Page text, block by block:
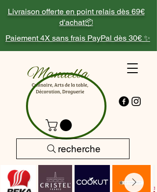
Livraison offerte en point relais dès 69€
d'achat📦
Paiement 4X sans frais PayPal dès 30€ ✨
recherche